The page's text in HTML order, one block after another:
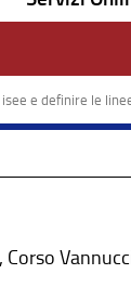
e definire le
Corso